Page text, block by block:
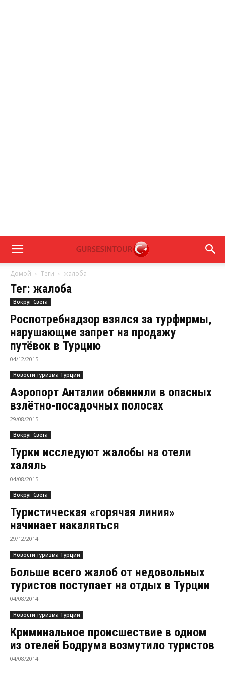
Домой Теги жалоба
Тег: жалоба
Вокруг Света
Роспотребнадзор взялся за турфирмы,
нарушающие запрет на продажу
путёвок в Турцию
04/12/2015
Новости туризма Турции
Аэропорт Анталии обвинили в опасных
взлётно-посадочных полосах
29/08/2015
Вокруг Света
Турки исследуют жалобы на отели
халяль
04/08/2015
Вокруг Света
Туристическая «горячая линия»
начинает накаляться
29/12/2014
Новости туризма Турции
Больше всего жалоб от недовольных
туристов поступает на отдых в Турции
04/08/2014
Новости туризма Турции
Криминальное происшествие в одном
из отелей Бодрума возмутило туристов
04/08/2014